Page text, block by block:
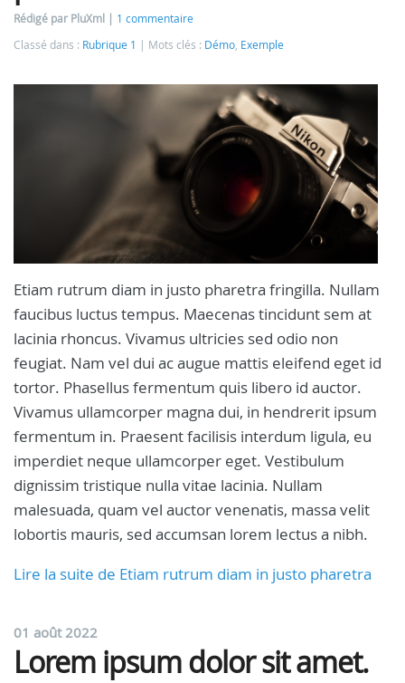
Rédigé par PluXml
1 commentaire
Classé dans : Rubrique 1 Mots clés : Démo, Exemple
Etiam rutrum diam in justo pharetra fringilla. Nullam
faucibus luctus tempus. Maecenas tincidunt sem at
lacinia rhoncus. Vivamus ultricies sed odio non
feugiat. Nam vel dui ac augue mattis eleifend eget id
tortor. Phasellus fermentum quis libero id auctor.
Vivamus ullamcorper magna dui, in hendrerit ipsum
fermentum in. Praesent facilisis interdum ligula, eu
imperdiet neque ullamcorper eget. Vestibulum
dignissim tristique nulla vitae lacinia. Nullam
malesuada, quam vel auctor venenatis, massa velit
lobortis mauris, sed accumsan lorem lectus a nibh.
Lire la suite de Etiam rutrum diam in justo pharetra
01 août 2022
Lorem ipsum dolor sit amet.